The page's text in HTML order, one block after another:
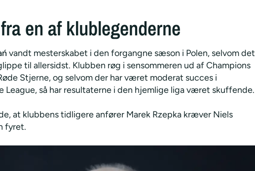
en af klublegenderne
vandt mesterskabet i den forgangne sæson i Polen, selvom det
til allersidst. Klubben røg i sensommeren ud af Champions
Stjerne, og selvom der har været moderat succes i
League, så har resultaterne i den hjemlige liga været skuffende.
at klubbens tidligere anfører Marek Rzepka kræver Niels
fyret.